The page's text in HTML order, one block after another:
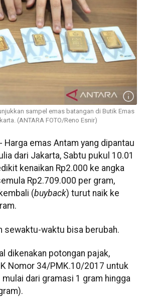
sampel emas batangan di Butik Emas
(ANTARA FOTO/Reno Esnir)
Harga emas Antam yang dipantau
dari Jakarta, Sabtu pukul 10.01
kenaikan Rp2.000 ke angka
Rp2.709.000 per gram,
(buyback) turut naik ke
sewaktu-waktu bisa berubah.
dikenakan potongan pajak,
Nomor 34/PMK.10/2017 untuk
dari gramasi 1 gram hingga